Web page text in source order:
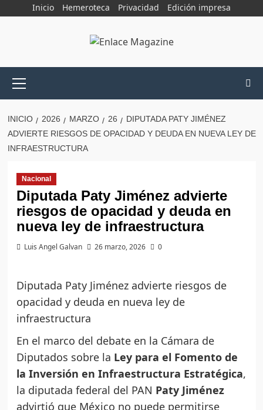
Inicio Hemeroteca Privacidad Edición impresa
principal
INICIO 2026 MARZO 26
DIPUTADA PATY JIMÉNEZ
ADVIERTE RIESGOS DE OPACIDAD Y DEUDA EN NUEVA LEY DE
INFRAESTRUCTURA
Nacional
Diputada Paty Jiménez advierte
riesgos de opacidad y deuda en
nueva ley de infraestructura
Luis Angel Galvan 26 marzo, 2026 0
Diputada Paty Jiménez advierte riesgos de
opacidad y deuda en nueva ley de
infraestructura
En el marco del debate en la Cámara de
Diputados sobre la Ley para el Fomento de
la Inversión en Infraestructura Estratégica,
la diputada federal del PAN Paty Jiménez
advirtió que México no puede permitirse